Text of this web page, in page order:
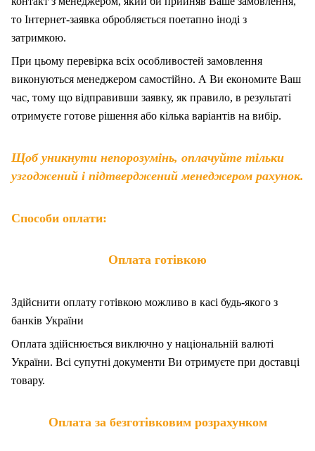
то Інтернет-заявка обробляється поетапно іноді з
затримкою.
При цьому перевірка всіх особливостей замовлення
виконуються менеджером самостійно. А Ви економите Ваш
час, тому що відправивши заявку, як правило, в результаті
отримуєте готове рішення або кілька варіантів на вибір.
Щоб уникнути непорозумінь, оплачуйте тільки
узгоджений і підтверджений менеджером рахунок.
Способи оплати:
Оплата готівкою
Здійснити оплату готівкою можливо в касі будь-якого з
банків України
Оплата здійснюється виключно у національній валюті
України. Всі супутні документи Ви отримуєте при доставці
товару.
Оплата за безготівковим розрахунком